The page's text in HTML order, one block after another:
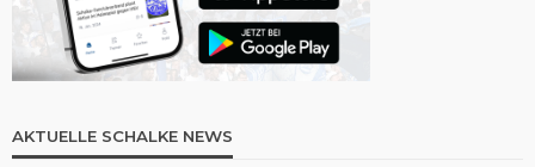
AKTUELLE SCHALKE NEWS